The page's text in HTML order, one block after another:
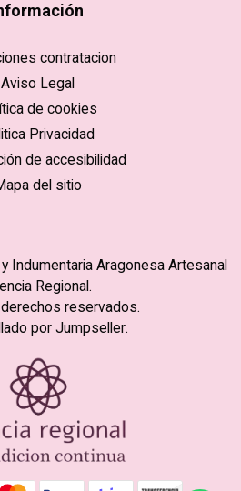
contratacion
Aviso Legal
de cookies
Privacidad
de accesibilidad
del sitio
Indumentaria Aragonesa Artesanal
Regional.
reservados.
por Jumpseller.